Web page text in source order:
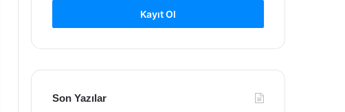
Kayıt Ol
Son Yazılar